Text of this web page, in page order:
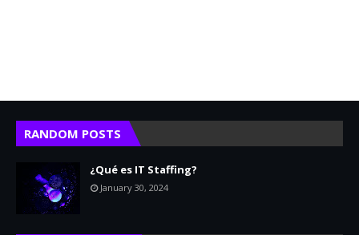
RANDOM POSTS
¿Qué es IT Staffing?
January 30, 2024